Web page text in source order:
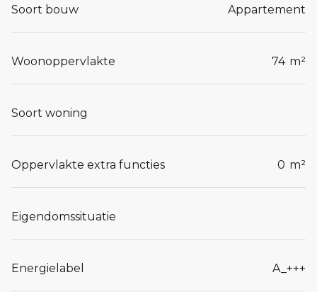
Soort bouw Appartement
Woonoppervlakte 74 m²
Soort woning
Oppervlakte extra functies 0 m²
Eigendomssituatie
Energielabel A_+++